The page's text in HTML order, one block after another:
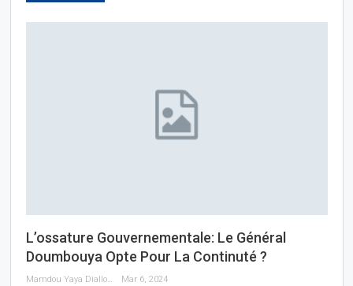
L’ossature Gouvernementale: Le Général
Doumbouya Opte Pour La Continuté ?
Mamdou Yaya Diallo Mar 6, 2024